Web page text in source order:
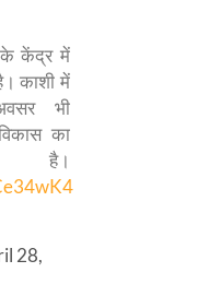
के केंद्र में
काशी में
भी
का
28,